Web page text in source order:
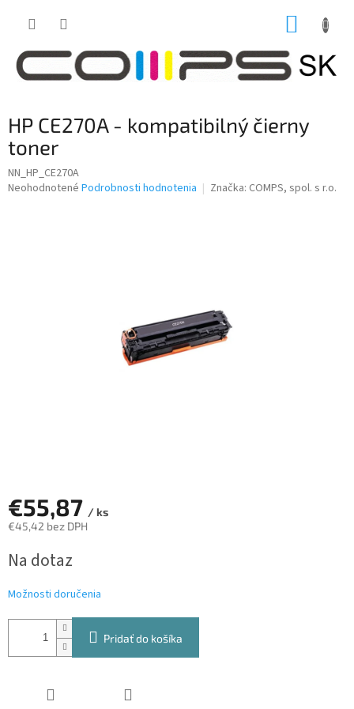
HP CE270A - kompatibilný čierny
toner
NN_HP_CE270A
Priemerné
Neohodnotené Podrobnosti hodnotenia Značka: COMPS, spol. s r.o.
€55,87 / ks
€45,42 bez DPH
cena:
Na dotaz
Možnosti doručenia
Pridať do košíka